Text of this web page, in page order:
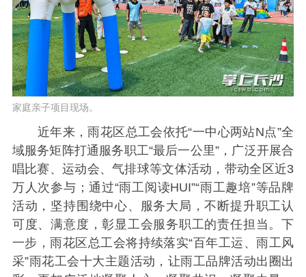
家庭亲子项目现场。
近年来，雨花区总工会依托“一中心两站N点”全
域服务矩阵打通服务职工“最后一公里”，广泛开展合
唱比赛、运动会、气排球等文体活动，带动全区近3
万人次参与；通过“雨工阅读HUI”“雨工趣培”等品牌
活动，坚持围绕中心、服务大局，不断提升职工认
可度、满意度，彰显工会服务职工的责任担当。下
一步，雨花区总工会将持续落实“百年工运、雨工风
采”雨花工会十大主题活动，让雨工品牌活动出圈出